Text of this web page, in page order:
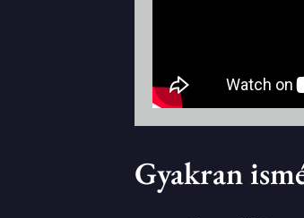
Gyakran